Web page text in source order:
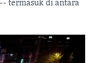
termasuk di antara